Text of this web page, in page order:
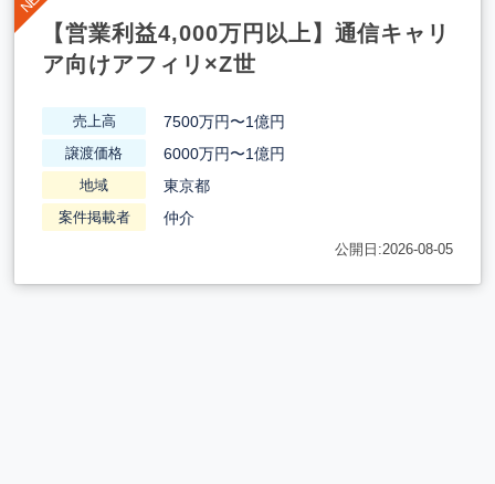
【営業利益4,000万円以上】通信キャリ
ア向けアフィリ×Z世
売上高 7500万円〜1億円
譲渡価格 6000万円〜1億円
地域 東京都
案件掲載者 仲介
公開日:2026-08-05